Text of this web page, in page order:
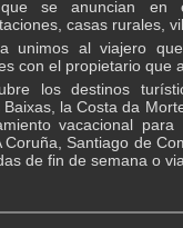
se anuncian en
casas rurales,
unimos al viajero
con el propietario que
los destinos
la Costa da
vacacional
Coruña, Santiago de
de fin de semana o